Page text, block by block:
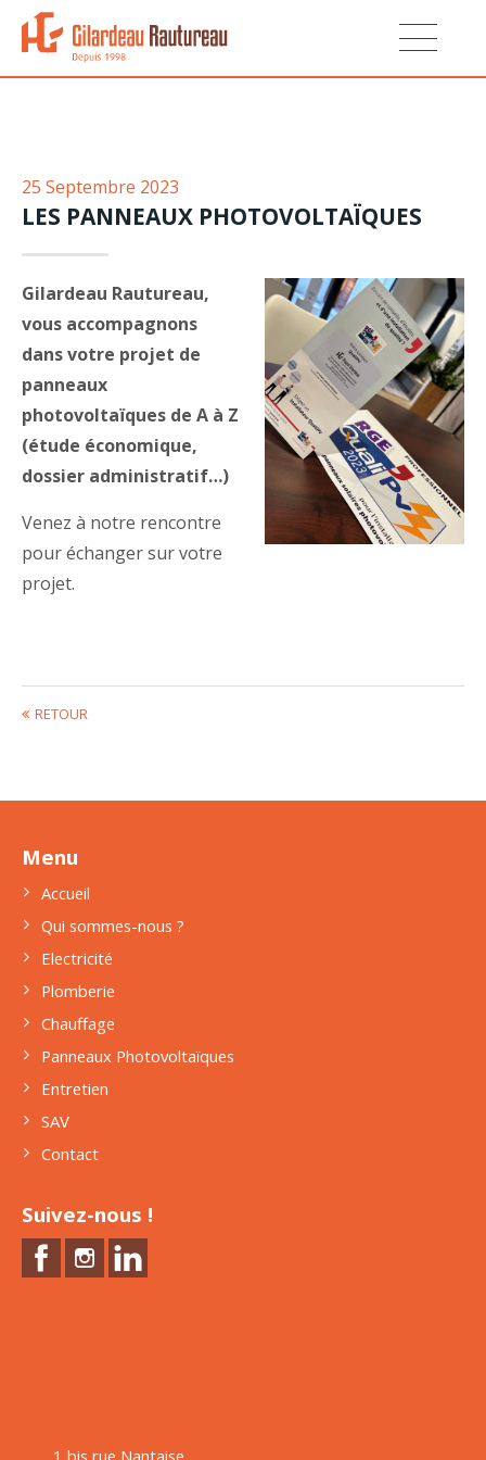
25 Septembre 2023
LES PANNEAUX PHOTOVOLTAÏQUES
Gilardeau Rautureau,
vous accompagnons
dans votre projet de
panneaux
photovoltaïques de A à Z
(étude économique,
dossier administratif…)
Venez à notre rencontre
pour échanger sur votre
projet.
RETOUR
Menu
Accueil
Qui sommes-nous ?
Electricité
Plomberie
Chauffage
Panneaux Photovoltaïques
Entretien
SAV
Contact
Suivez-nous !
1 bis rue Nantaise